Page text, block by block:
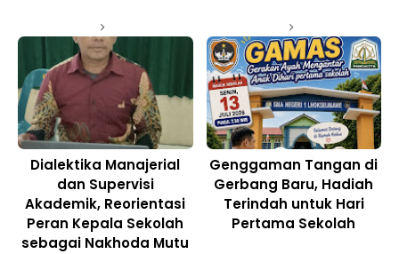
Dialektika Manajerial
dan Supervisi
Akademik, Reorientasi
Peran Kepala Sekolah
sebagai Nakhoda Mutu
Genggaman Tangan di
Gerbang Baru, Hadiah
Terindah untuk Hari
Pertama Sekolah